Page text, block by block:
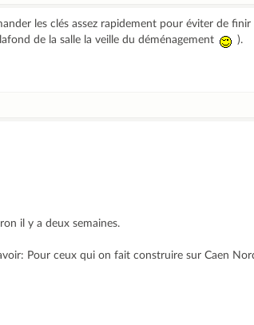
les clés assez rapidement pour éviter de finir
de la salle la veille du déménagement
).
il y a deux semaines.
Pour ceux qui on fait construire sur Caen